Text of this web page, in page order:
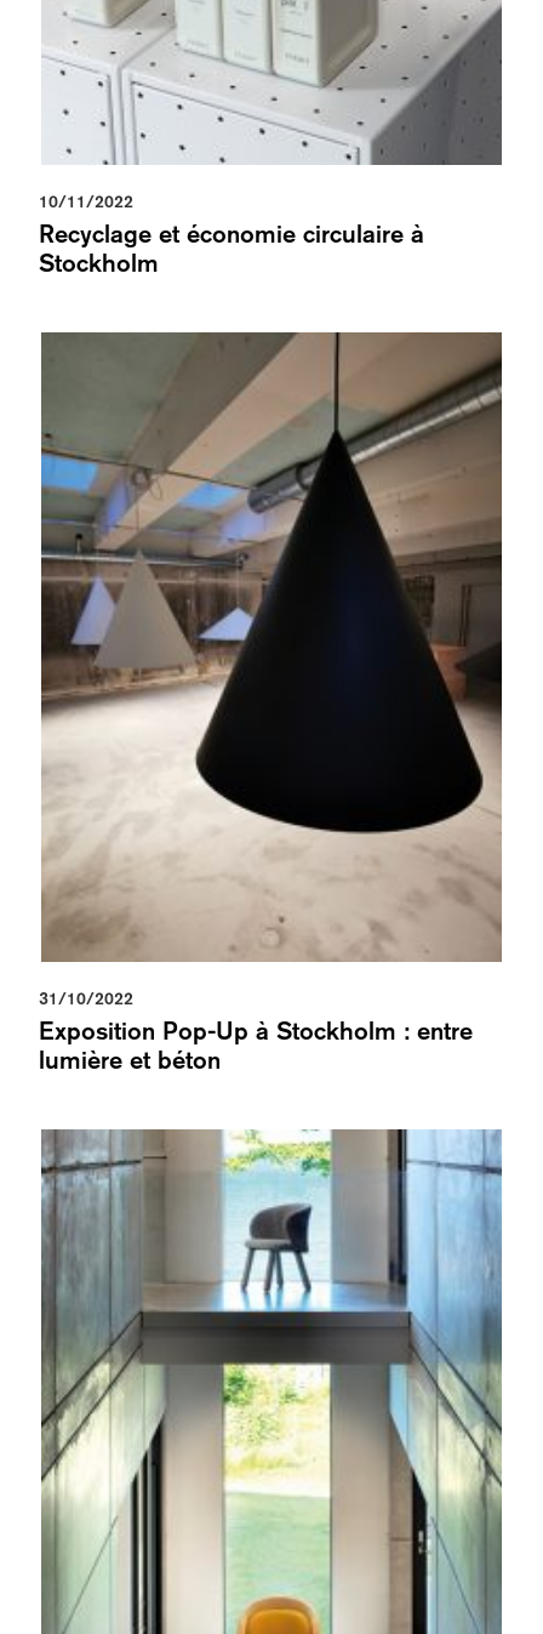
10/11/2022
Recyclage et économie circulaire à
Stockholm
31/10/2022
Exposition Pop-Up à Stockholm : entre
lumière et béton